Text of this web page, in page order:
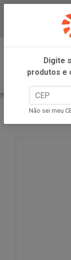
INÍCIO
Digite
produtos e
Não sei meu